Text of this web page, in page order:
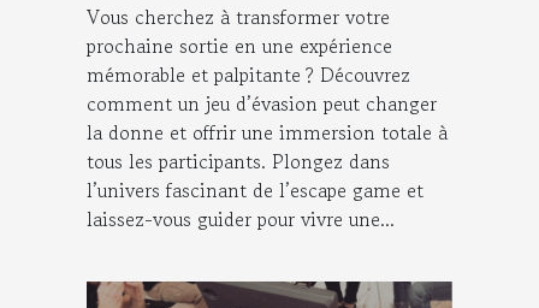
Vous cherchez à transformer votre
prochaine sortie en une expérience
mémorable et palpitante ? Découvrez
comment un jeu d’évasion peut changer
la donne et offrir une immersion totale à
tous les participants. Plongez dans
l’univers fascinant de l’escape game et
laissez-vous guider pour vivre une...